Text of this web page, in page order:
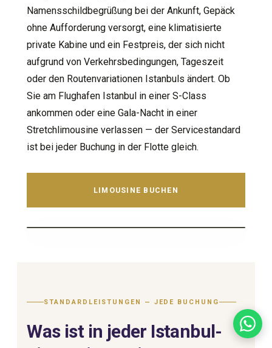
Namensschildbegrüßung bei der Ankunft, Gepäck
ohne Aufforderung versorgt, eine klimatisierte
private Kabine und ein Festpreis, der sich nicht
aufgrund von Verkehrsbedingungen, Tageszeit
oder den Routenvariationen Istanbuls ändert. Ob
Sie am Flughafen Istanbul in einer S-Class
ankommen oder eine Gala-Nacht in einer
Stretchlimousine verlassen — der Servicestandard
ist bei jeder Buchung in der Flotte gleich.
LIMOUSINE BUCHEN
STANDARDLEISTUNGEN — JEDE BUCHUNG
Was ist in jeder Istanbul-